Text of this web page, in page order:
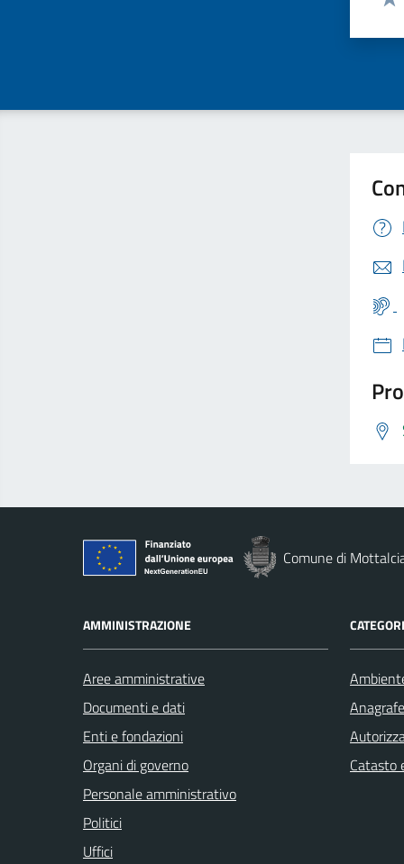
Comune di
AMMINISTRAZIONE
Aree amministrative
Documenti e dati
Enti e fondazioni
Organi di governo
Personale amministrativo
Politici
Uffici
Catasto